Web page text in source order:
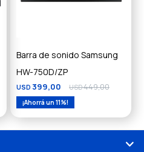
Barra de sonido Samsung
HW-750D/ZP
USD 399,00 USD449,00
11